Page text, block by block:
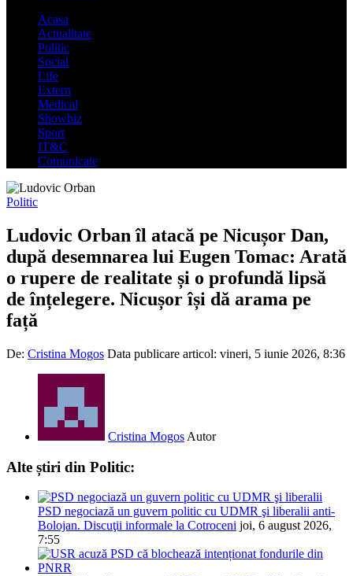
Acasa
Actualitate
Politic
Social
Life
Extern
Medical
Showbiz
Sport
IT&C
Comunicate
Politic
Ludovic Orban îl atacă pe Nicușor Dan,
după desemnarea lui Eugen Tomac: Arată
o rupere de realitate și o profundă lipsă
de înțelegere. Nicușor își dă arama pe
față
De: Cristina Mogos Data publicare articol: vineri, 5 iunie 2026, 8:36
Cristina Mogos Autor
Alte știri din Politic:
PSD negociază un guvern politic cu UDMR şi liberalii anti-
Bolojan. Discuţii informale la Cotroceni joi, 6 august 2026,
7:55